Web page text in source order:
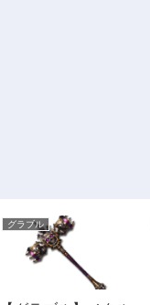
グラブル